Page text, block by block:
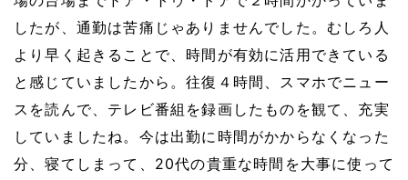
したが、通勤は苦痛じゃありませんでした。むしろ人
より早く起きることで、時間が有効に活用できている
と感じていましたから。往復４時間、スマホでニュー
スを読んで、テレビ番組を録画したものを観て、充実
していましたね。 今は出勤に時間がかからなくなった
分、寝てしまって、20代の貴重な時間を大事に使って